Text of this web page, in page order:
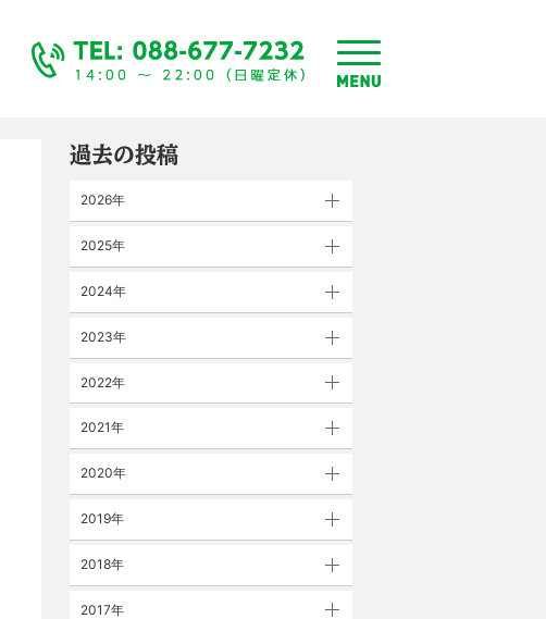
toggle
menu
過去の投稿
2026年
2025年
2024年
2023年
2022年
2021年
2020年
2019年
2018年
2017年